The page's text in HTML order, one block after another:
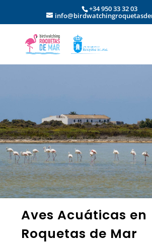
+34 950 33 32 03
Aves Acuáticas en
Roquetas de Mar